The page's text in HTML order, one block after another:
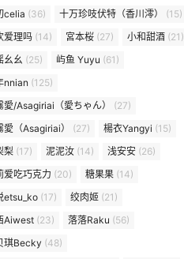
celia (36) 十万珍吱伏特（香川澪）
(15)
爱理吗 (14) 宮本桜 (27) 小和甜酒 (21)
幺幺 (25) 屿鱼 Yuyu (61)
nnian (125)
愛/Asagiriai（愛ちゃん）
(27)
愛（Asagiriai）
(27) 楊衣Yangyi (15)
梨 (17) 泥泥汝 (14) 浅安安 (26)
爱吃巧克力 (20) 糖果果 (14)
etsu_ko (17) 绞肉姬 (21)
Aiwest (23) 落落Raku (56)
琪Becky (48)